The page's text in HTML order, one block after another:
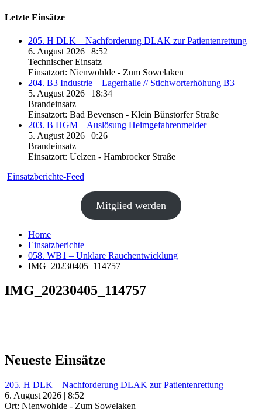
Letzte Einsätze
205. H DLK – Nachforderung DLAK zur Patientenrettung
6. August 2026 | 8:52
Technischer Einsatz
Einsatzort: Nienwohlde - Zum Sowelaken
204. B3 Industrie – Lagerhalle // Stichworterhöhung B3
5. August 2026 | 18:34
Brandeinsatz
Einsatzort: Bad Bevensen - Klein Bünstorfer Straße
203. B HGM – Auslösung Heimgefahrenmelder
5. August 2026 | 0:26
Brandeinsatz
Einsatzort: Uelzen - Hambrocker Straße
Einsatzberichte-Feed
Mitglied werden
Home
Einsatzberichte
058. WB1 – Unklare Rauchentwicklung
IMG_20230405_114757
IMG_20230405_114757
Neueste Einsätze
205. H DLK – Nachforderung DLAK zur Patientenrettung
6. August 2026 | 8:52
Ort: Nienwohlde - Zum Sowelaken